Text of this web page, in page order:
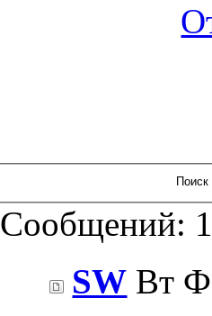
Сообщений:
SW Вт